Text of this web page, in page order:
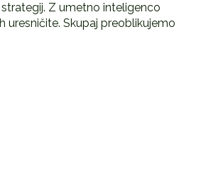
Z umetno inteligenco
Skupaj preoblikujemo